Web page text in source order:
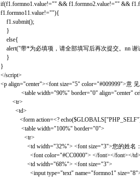
if(f1.formno1.value!="" && f1.formno2.value!="" &&
f1.formno11.value!=""){
f1.submit();
}
else{
alert("带*为必填项，请全部填写后再次提交。nn 谢
}
}
</script>
<p align="center"><font size="5" color="#009999">意
<table width="90%" border="0" align="center"
<tr>
<td>
<form action=<? echo($GLOBALS["PHP_SELF"]);
<table width="100%" border="0">
<tr>
<td width="32%"> <font size="3">您的姓名：
<font color="#CC0000"> </font></font></td>
<td width="68%"> <font size="3">
<input type="text" name="formno1"